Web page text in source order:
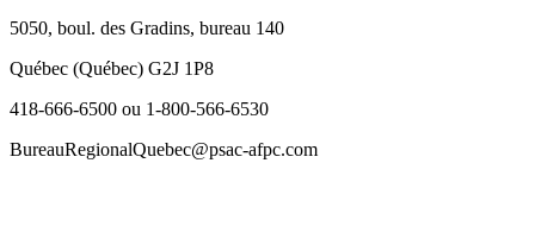
5050, boul. des Gradins, bureau 140
Québec (Québec) G2J 1P8
418-666-6500 ou 1-800-566-6530
BureauRegionalQuebec@psac-afpc.com